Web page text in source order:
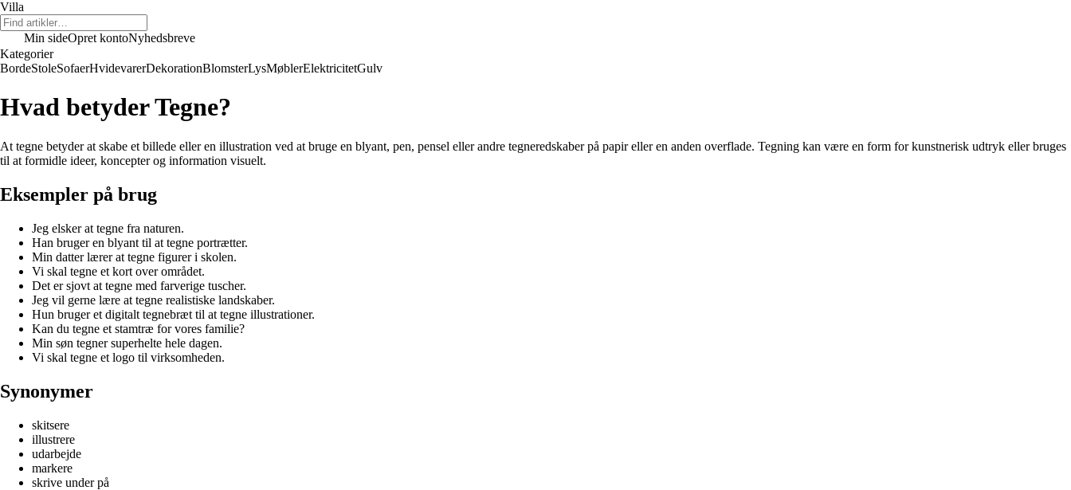
Villa
Min sideOpret kontoNyhedsbreve
Kategorier
BordeStoleSofaerHvidevarerDekorationBlomsterLysMøblerElektricitetGulv
Hvad betyder Tegne?
At tegne betyder at skabe et billede eller en illustration ved at bruge en blyant, pen, pensel eller andre tegneredskaber på papir eller en anden overflade. Tegning kan være en form for kunstnerisk udtryk eller bruges
til at formidle ideer, koncepter og information visuelt.
Eksempler på brug
Jeg elsker at tegne fra naturen.
Han bruger en blyant til at tegne portrætter.
Min datter lærer at tegne figurer i skolen.
Vi skal tegne et kort over området.
Det er sjovt at tegne med farverige tuscher.
Jeg vil gerne lære at tegne realistiske landskaber.
Hun bruger et digitalt tegnebræt til at tegne illustrationer.
Kan du tegne et stamtræ for vores familie?
Min søn tegner superhelte hele dagen.
Vi skal tegne et logo til virksomheden.
Synonymer
skitsere
illustrere
udarbejde
markere
skrive under på